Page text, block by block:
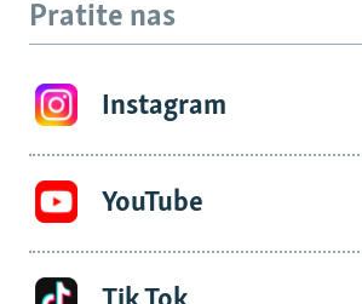
Pratite nas
Instagram
YouTube